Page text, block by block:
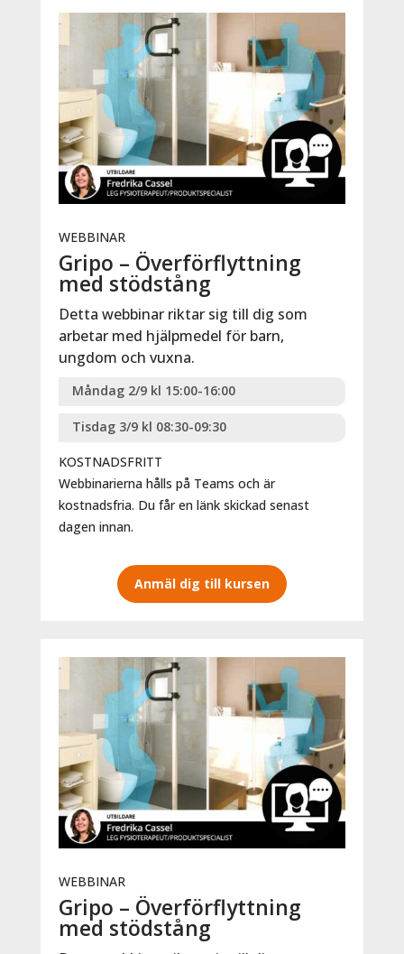
WEBBINAR
Gripo – Överförflyttning
med stödstång
Detta webbinar riktar sig till dig som
arbetar med hjälpmedel för barn,
ungdom och vuxna.
Måndag 2/9 kl 15:00-16:00
Tisdag 3/9 kl 08:30-09:30
KOSTNADSFRITT
Webbinarierna hålls på Teams och är
kostnadsfria. Du får en länk skickad senast
dagen innan.
Anmäl dig till kursen
WEBBINAR
Gripo – Överförflyttning
med stödstång